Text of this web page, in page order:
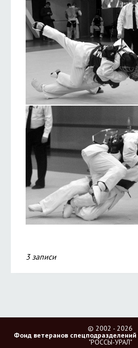
3 записи
© 2002 - 2026
Фонд ветеранов
"РОССЫ-УРАЛ"